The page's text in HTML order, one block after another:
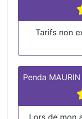
Tarifs non
Penda MAURIN
Lors de mon